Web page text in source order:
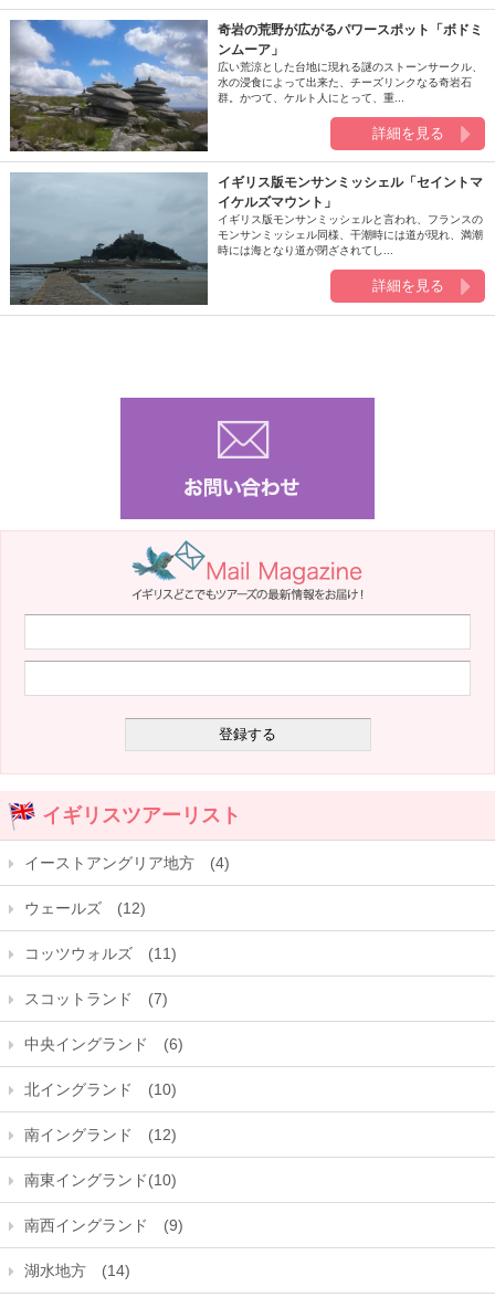
奇岩の荒野が広がるパワースポット「ボドミ
ンムーア」
広い荒涼とした台地に現れる謎のストーンサークル、
水の浸食によって出来た、チーズリンクなる奇岩石
群。かつて、ケルト人にとって、重...
詳細を見る
イギリス版モンサンミッシェル「セイントマ
イケルズマウント」
イギリス版モンサンミッシェルと言われ、フランスの
モンサンミッシェル同様、干潮時には道が現れ、満潮
時には海となり道が閉ざされてし...
詳細を見る
イギリスツアーリスト
イーストアングリア地方 (4)
ウェールズ (12)
コッツウォルズ (11)
スコットランド (7)
中央イングランド (6)
北イングランド (10)
南イングランド (12)
南東イングランド(10)
南西イングランド (9)
湖水地方 (14)